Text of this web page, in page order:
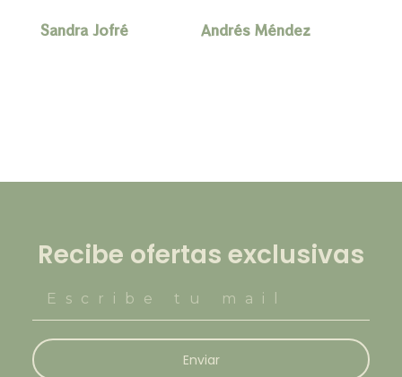
Sandra Jofré Andrés Méndez
Recibe ofertas exclusivas
Enviar